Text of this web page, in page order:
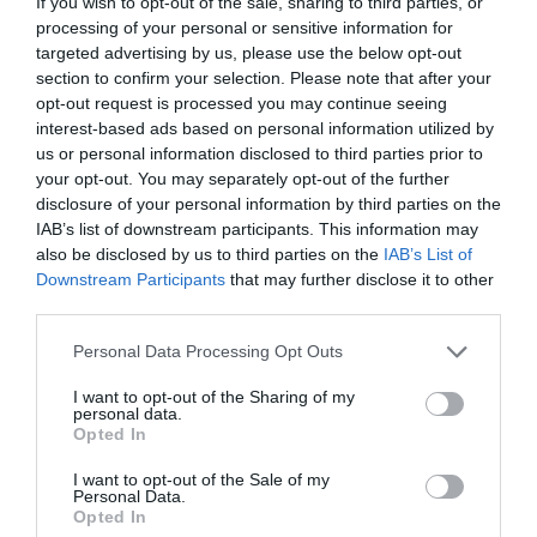
processing of your personal or sensitive information for
targeted advertising by us, please use the below opt-out
section to confirm your selection. Please note that after your
opt-out request is processed you may continue seeing
interest-based ads based on personal information utilized by
us or personal information disclosed to third parties prior to
your opt-out. You may separately opt-out of the further
disclosure of your personal information by third parties on the
IAB’s list of downstream participants. This information may
also be disclosed by us to third parties on the IAB’s List of
Downstream Participants that may further disclose it to other
Please note that this website/app uses one or more Google
not limited to your visit or usage behaviour. You may click to
grant or deny consent to Google and its third-party tags to
use your data for below specified purposes in below Google
consent section.
Personal Data Processing Opt Outs
I want to opt-out of the Sharing of my
personal data.
Opted In
I want to opt-out of the Sale of my
Personal Data.
Opted In
αποτέλεσμα να χάσουν τη ζωή τους επτά
άνθρωποι, έξι επιβαίνοντες στο αεροσκάφος
κι ένας στο έδαφος.
ΔΙΑΦΗΜΙΣΗ
Ειδήσεις σήμερα: